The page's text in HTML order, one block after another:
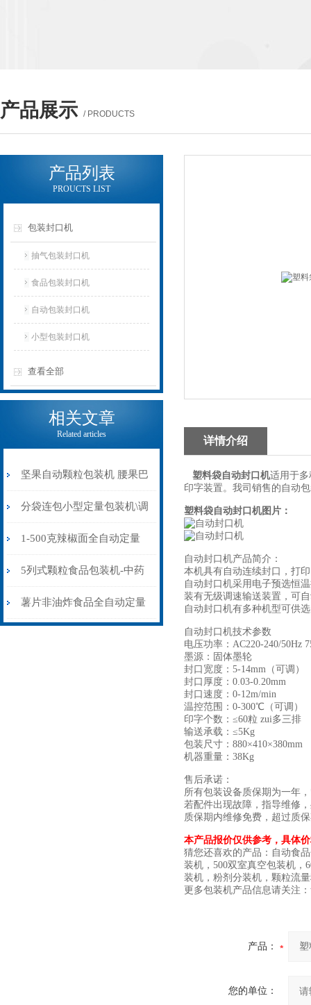
产品展示 / PRODUCTS
产品列表
PROUCTS LIST
包装封口机
抽气包装封口机
食品包装封口机
自动包装封口机
小型包装封口机
查看全部
相关文章
Related articles
坚果自动颗粒包装机 腰果巴
旦木绿豆全自动包装封口机
分袋连包小型定量包装机\调
料粉量杯式自动包装封口机
1-500克辣椒面全自动定量
包装机-高精度立式自动包装
封口机
5列式颗粒食品包装机-中药
冲剂颗粒全自动包装封口机
薯片非油炸食品全自动定量
详情介绍
塑料袋自动封口机适用于
印字装置。我司销售的自动
塑料袋自动封口机图片：
自动封口机产品简介：
本机具有自动连续封口，打
自动封口机采用电子预选恒
装有无级调速输送装置，可
自动封口机有多种机型可供
自动封口机技术参数
电压功率：AC220-240/50Hz
墨源：固体墨轮
封口宽度：5-14mm（可调）
封口厚度：0.03-0.20mm
封口速度：0-12m/min
温控范围：0-300℃（可调）
印字个数：≤60粒 zui多三排
输送承载：≤5Kg
包装尺寸：880×410×380mm
机器重量：38Kg
售后承诺：
所有包装设备质保期为一年
若配件出现故障，指导维修
质保期内维修免费，超过质
本产品报价仅供参考，具体
猜您还喜欢的产品：自动食
装机，500双室真空包装机，
装机，粉剂分装机，颗粒流
更多包装机产品信息请关注
产品：
您的单位：